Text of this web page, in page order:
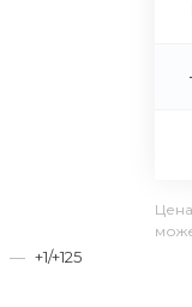
— +1/+125